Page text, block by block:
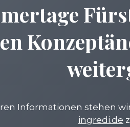
Informationen stehen
ingredi.de